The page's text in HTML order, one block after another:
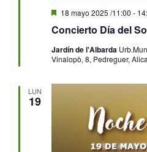
Concierto Día del
Destacado
18 mayo 2025 /11:00 -
Jardín de l'Albarda
Vinalopò, 8, Pedreguer,
LUN
19